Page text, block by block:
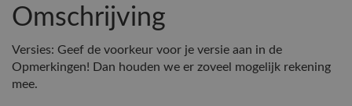
Omschrijving
Versies: Geef de voorkeur voor je versie aan in de
Opmerkingen! Dan houden we er zoveel mogelijk rekening
mee.